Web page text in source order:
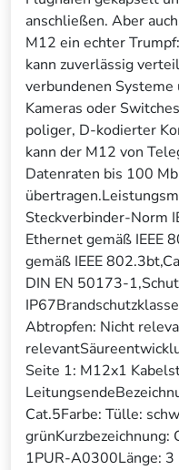
anschließen. Aber
M12 ein echter
kann zuverlässig
verbundenen
Kameras oder
poliger, D-kodierter
kann der M12 von
Datenraten bis 100
Steckverbinder-Norm
Ethernet gemäß IEEE
gemäß IEEE
DIN EN 50173-
Abtropfen: Nicht
Seite 1: M12x1
Cat.5Farbe: Tülle:
1PUR-A0300Länge: 3